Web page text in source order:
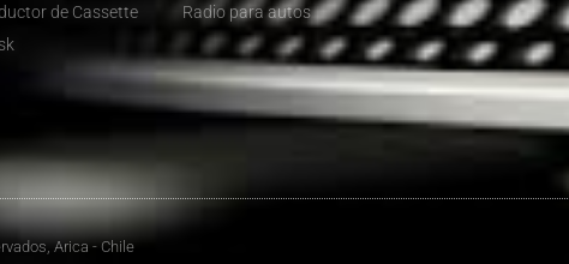
de Cassette
Radio para autos
Arica - Chile